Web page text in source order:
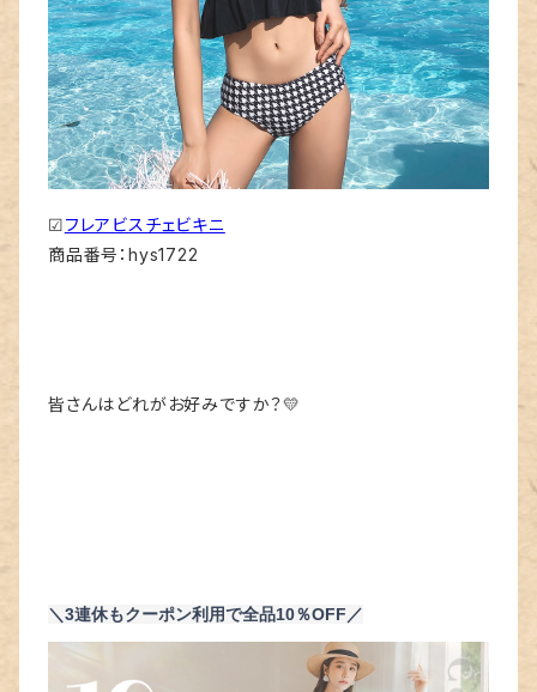
☑フレアビスチェビキニ
商品番号：hys1722
皆さんはどれがお好みですか？💛
＼3連休もクーポン利用で全品10％OFF／